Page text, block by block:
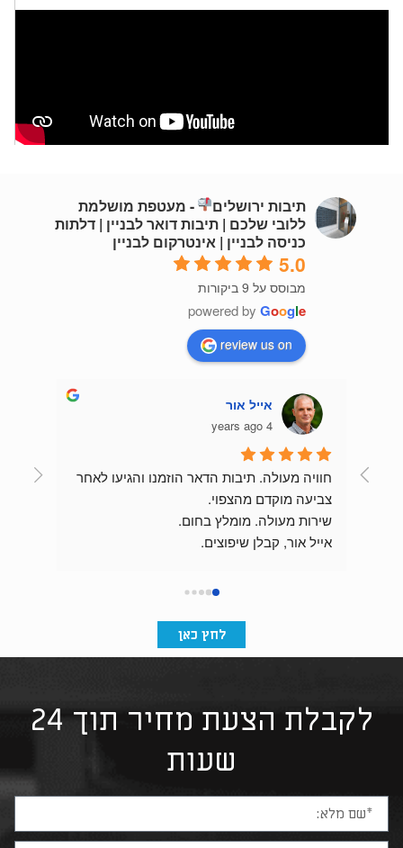
תיבות ירושלים
- מעטפת מושלמת
ללובי שלכם | תיבות דואר לבניין | דלתות
כניסה לבניין | אינטרקום לבניין
5.0
מבוסס על 9 ביקורות
powered by Google
review us on
אייל אור
4 years ago
צביעה מוקדם מהצפוי.
שירות מעולה. מומלץ בחום.
אייל אור, קבלן שיפוצים.
לחץ כאן
לקבלת הצעת מחיר תוך 24
שעות